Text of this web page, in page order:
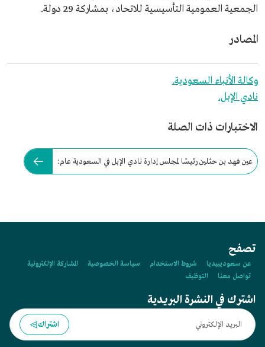
الجمعية العمومية التأسيسية للاتحاد، بمشاركة 29 دولة.
المصادر
وكالة الأنباء السعودية.
نادي الإبل.
الاختبارات ذات الصلة
عين فهد بن حثلين رئيسًا لمجلس إدارة نادي الإبل في السعودية عام:
تصفح
عن سعوديبيديا شروط الاستخدام سياسة الخصوصية
المشاركة الإلكترونية
تواصل معنا
التوظيف
اشترك في النشرة البريدية
اشتراك